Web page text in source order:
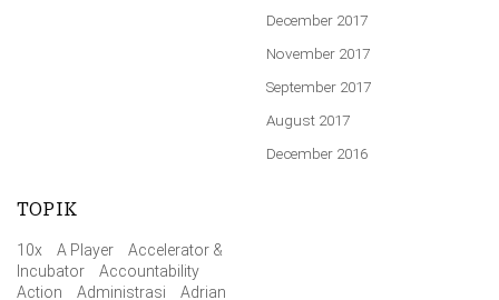
December 2017
November 2017
September 2017
August 2017
December 2016
TOPIK
10x A Player
Accelerator &
Incubator
Accountability
Action
Administrasi
Adrian